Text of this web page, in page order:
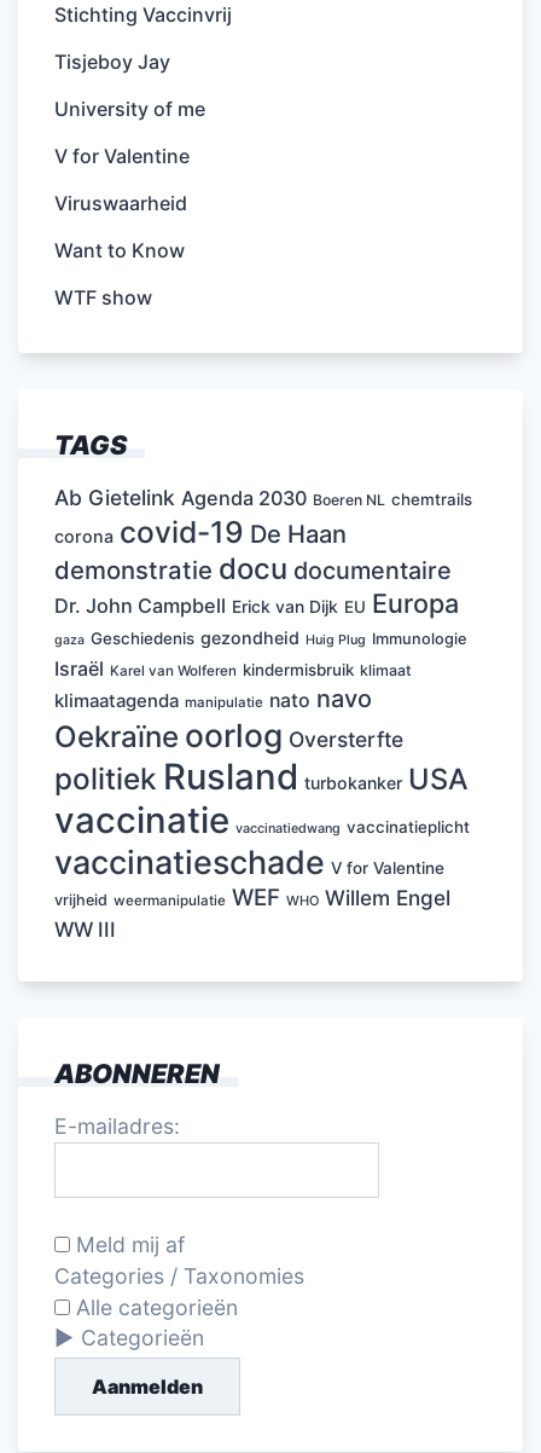
Stichting Vaccinvrij
Tisjeboy Jay
University of me
V for Valentine
Viruswaarheid
Want to Know
WTF show
TAGS
Ab Gietelink Agenda 2030 Boeren NL chemtrails
corona covid-19 De Haan
demonstratie docu documentaire
Dr. John Campbell Erick van Dijk EU Europa
gaza Geschiedenis gezondheid Huig Plug Immunologie
Israël Karel van Wolferen kindermisbruik klimaat
klimaatagenda manipulatie nato navo
Oekraïne oorlog Oversterfte
politiek Rusland turbokanker USA
vaccinatie vaccinatiedwang vaccinatieplicht
vaccinatieschade V for Valentine
vrijheid weermanipulatie WEF WHO Willem Engel
WW III
ABONNEREN
E-mailadres:
Meld mij af
Categories / Taxonomies
Alle categorieën
Categorieën
Aanmelden